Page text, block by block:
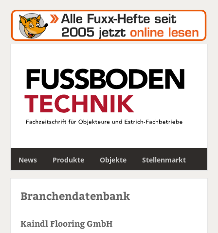
News Produkte Objekte Stellenmarkt
c
Branchendatenbank
Kaindl Flooring GmbH